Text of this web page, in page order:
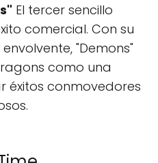
El tercer sencillo
comercial. Con su
"Demons"
como una
conmovedores